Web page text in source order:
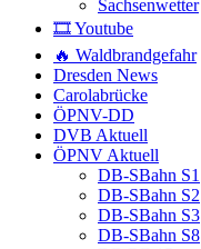
Sachsenwetter
🎞️ Youtube
🔥 Waldbrandgefahr
Dresden News
Carolabrücke
ÖPNV-DD
DVB Aktuell
ÖPNV Aktuell
DB-SBahn S1
DB-SBahn S2
DB-SBahn S3
DB-SBahn S8